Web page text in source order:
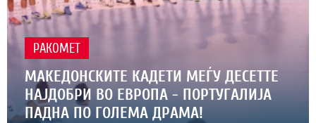
РАКОМЕТ
МАКЕДОНСКИТЕ КАДЕТИ МЕЃУ ДЕСЕТТЕ
НАЈДОБРИ ВО ЕВРОПА - ПОРТУГАЛИЈА
ПАДНА ПО ГОЛЕМА ДРАМА!